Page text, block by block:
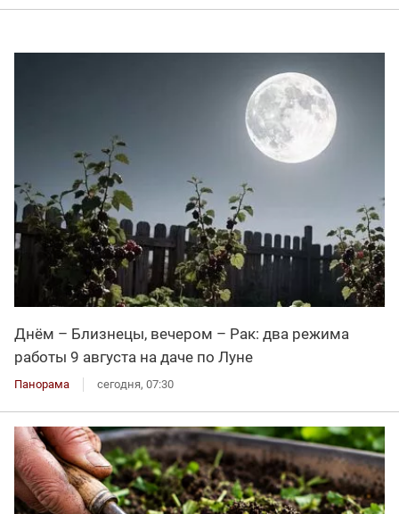
Днём – Близнецы, вечером – Рак: два режима
работы 9 августа на даче по Луне
Панорама сегодня, 07:30